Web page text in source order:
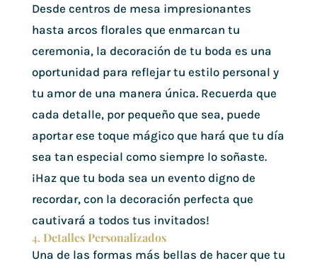
Desde centros de mesa impresionantes
hasta arcos florales que enmarcan tu
ceremonia, la decoración de tu boda es una
oportunidad para reflejar tu estilo personal y
tu amor de una manera única. Recuerda que
cada detalle, por pequeño que sea, puede
aportar ese toque mágico que hará que tu día
sea tan especial como siempre lo soñaste.
¡Haz que tu boda sea un evento digno de
recordar, con la decoración perfecta que
cautivará a todos tus invitados!
4. Detalles Personalizados
Una de las formas más bellas de hacer que tu